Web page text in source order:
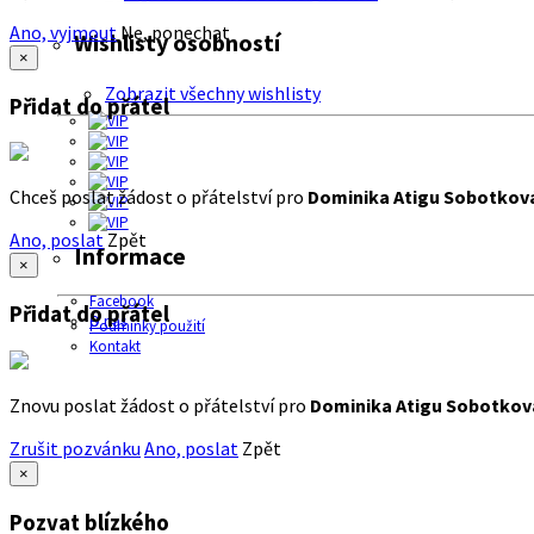
Wishlisty osobností
Zobrazit všechny wishlisty
Informace
Facebook
O nás
Podmínky použití
Kontakt
Ano, vyjmout Ne, ponechat
×
Přidat do přátel
Chceš poslat žádost o přátelství pro Dominika Atigu
Ano, poslat Zpět
×
Přidat do přátel
Znovu poslat žádost o přátelství pro Dominika Atigu
Zrušit pozvánku Ano, poslat Zpět
×
Pozvat blízkého